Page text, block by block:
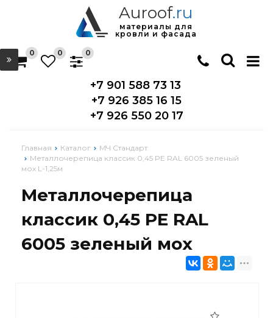
Auroof.ru
материалы для
кровли и фасада
+7 901 588 73 13
+7 926 385 16 15
+7 926 550 20 17
0 0 0
Главная Каталог
МЧ Стандарт
Металлочерепица классик 0,45 PE RAL 6005 зеленый
мох L-1,25м
Металлочерепица
классик 0,45 PE RAL
6005 зеленый мох